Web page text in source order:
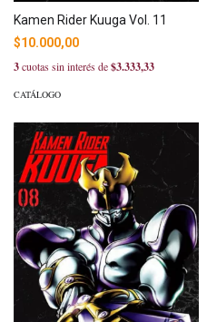
Kamen Rider Kuuga Vol. 11
$10.000,00
3cuotas sin interés de$3.333,33
CATÁLOGO